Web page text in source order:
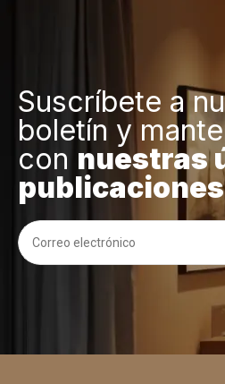
Suscríbete a
boletín y
con nuestras